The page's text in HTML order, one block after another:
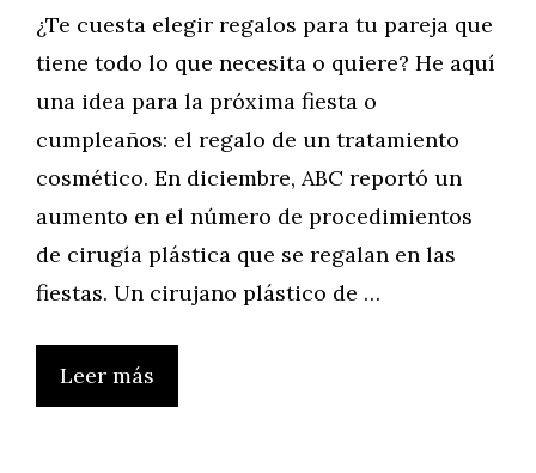
¿Te cuesta elegir regalos para tu pareja que
tiene todo lo que necesita o quiere? He aquí
una idea para la próxima fiesta o
cumpleaños: el regalo de un tratamiento
cosmético. En diciembre, ABC reportó un
aumento en el número de procedimientos
de cirugía plástica que se regalan en las
fiestas. Un cirujano plástico de …
Leer más